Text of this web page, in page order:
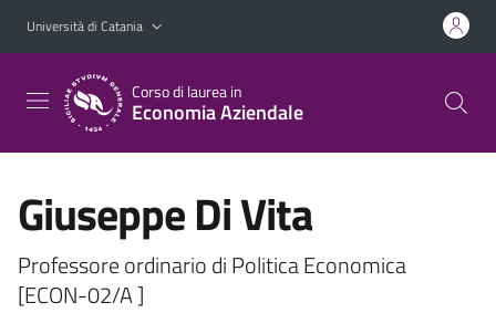
Vai al contenuto principale
Vai al menu di navigazione
Università di Catania
Corso di laurea in
Economia Aziendale
Giuseppe Di Vita
Professore ordinario di Politica Economica
[ECON-02/A ]